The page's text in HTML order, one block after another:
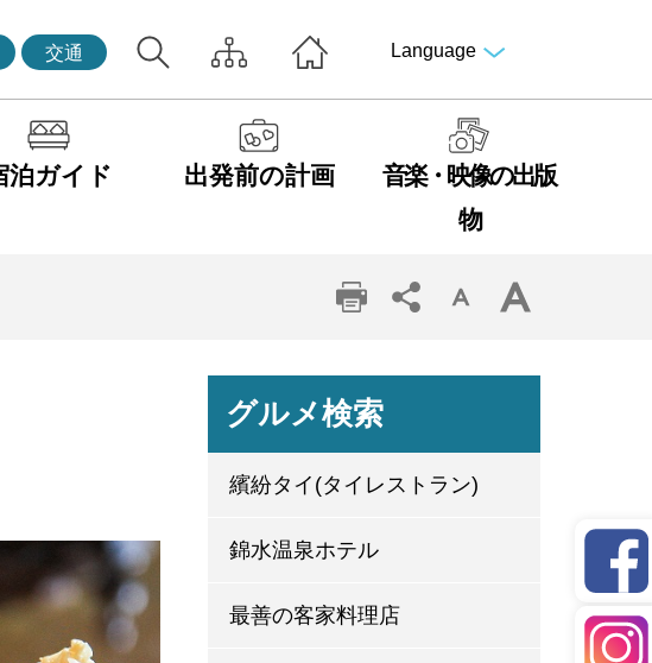
交通 Language
泊ガイド 出発前の計画
音楽・映像の出版
物
グルメ検索
繽紛タイ(タイレストラン)
錦水温泉ホテル
最善の客家料理店